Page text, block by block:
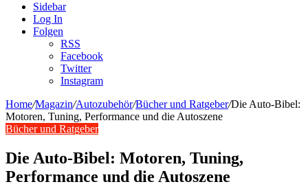
Sidebar
Log In
Folgen
RSS
Facebook
Twitter
Instagram
Home/Magazin/Autozubehör/Bücher und Ratgeber/Die Auto-Bibel:
Motoren, Tuning, Performance und die Autoszene
Bücher und Ratgeber
Die Auto-Bibel: Motoren, Tuning,
Performance und die Autoszene